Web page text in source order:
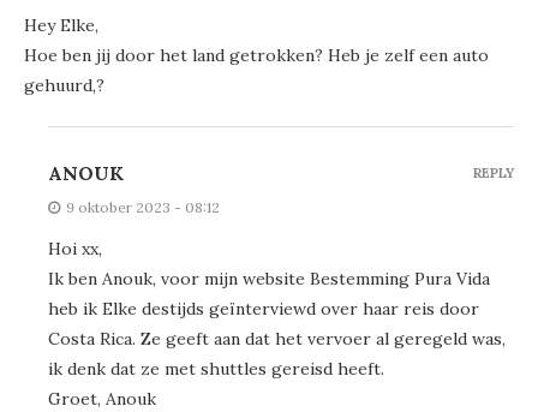
Hey Elke,
Hoe ben jij door het land getrokken? Heb je zelf een auto
gehuurd,?
ANOUK
9 oktober 2023 - 08:12
Hoi xx,
Ik ben Anouk, voor mijn website Bestemming Pura Vida
heb ik Elke destijds geïnterviewd over haar reis door
Costa Rica. Ze geeft aan dat het vervoer al geregeld was,
ik denk dat ze met shuttles gereisd heeft.
Groet, Anouk
REPLY